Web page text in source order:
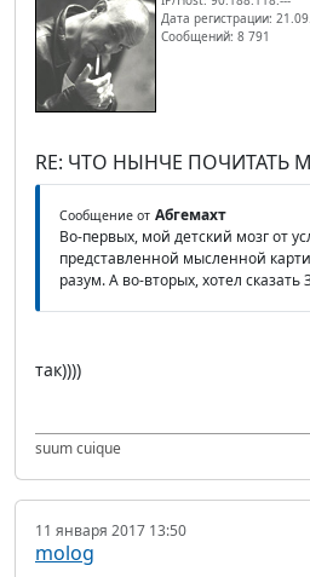
Дата регистрации:
Сообщений: 8 791
RE: ЧТО НЫНЧЕ ПОЧИТАТЬ
Сообщение от Абгемахт
Во-первых, мой детский мозг от
представленной мысленной
разум. А во-вторых, хотел сказать
так))))
suum cuique
11 января 2017 13:50
molog